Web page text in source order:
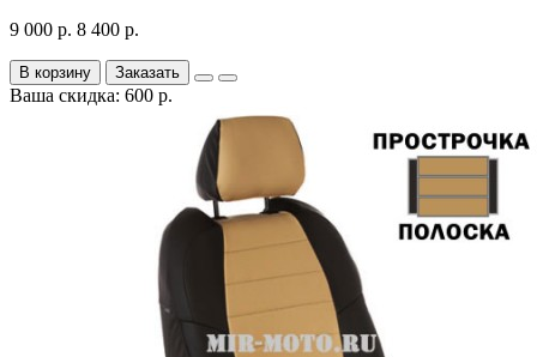
9 000 р. 8 400 р.
В корзину Заказать
Ваша скидка: 600 р.